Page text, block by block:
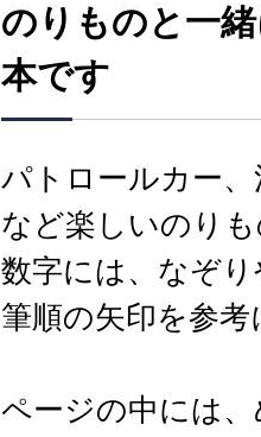
のりものと一
本です
パトロールカー
など楽しいのりも
数字には、なぞ
筆順の矢印を参
ページの中には